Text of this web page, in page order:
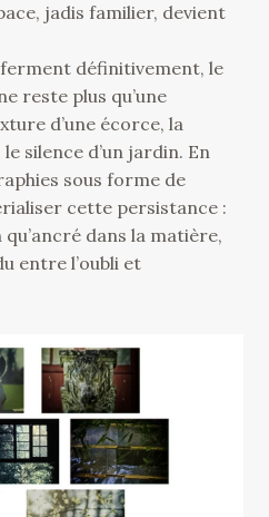
jadis familier, devient
définitivement, le
reste plus qu’une
d’une écorce, la
silence d’un jardin. En
sous forme de
cette persistance :
qu’ancré dans la matière,
entre l’oubli et